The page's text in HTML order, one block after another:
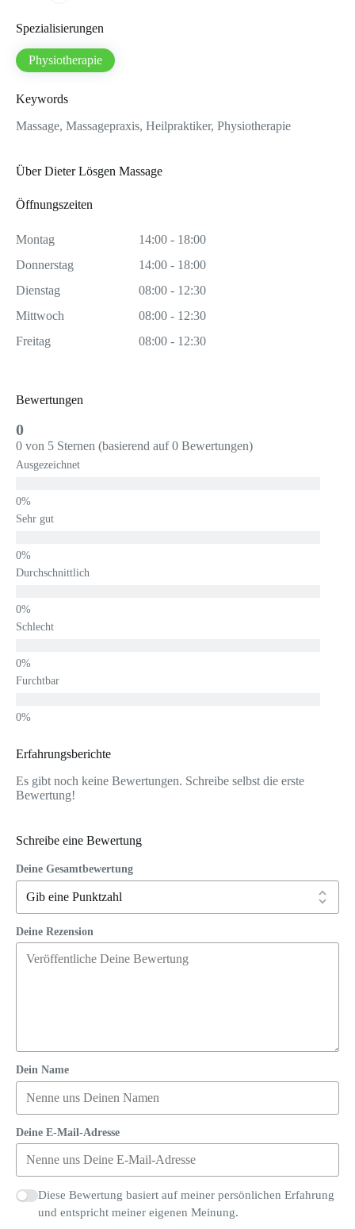
Spezialisierungen
Physiotherapie
Keywords
Massage, Massagepraxis, Heilpraktiker, Physiotherapie
Über Dieter Lösgen Massage
Öffnungszeiten
Montag
14:00 - 18:00
Donnerstag
14:00 - 18:00
Dienstag
08:00 - 12:30
Mittwoch
08:00 - 12:30
Freitag
08:00 - 12:30
Bewertungen
0
0 von 5 Sternen (basierend auf 0 Bewertungen)
Ausgezeichnet
Sehr gut
Durchschnittlich
Schlecht
Furchtbar
Erfahrungsberichte
Es gibt noch keine Bewertungen. Schreibe selbst die erste
Bewertung!
Schreibe eine Bewertung
Deine Gesamtbewertung
Deine Rezension
Dein Name
Deine E-Mail-Adresse
Diese Bewertung basiert auf meiner persönlichen Erfahrung
und entspricht meiner eigenen Meinung.